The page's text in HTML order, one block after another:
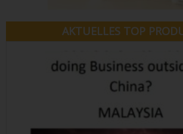
AKTUELLES TOP